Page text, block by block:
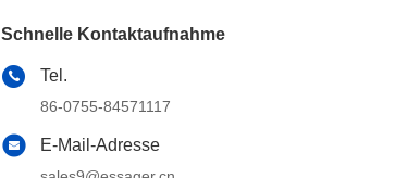
Schnelle Kontaktaufnahme
Tel.
86-0755-84571117
E-Mail-Adresse